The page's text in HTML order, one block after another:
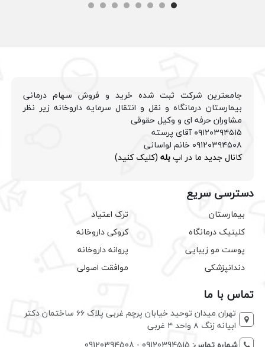
جامعترین شرکت ثبت شده خرید و فروش سهام درمانی
بیمارستان درمانگاه و نقل و انتقال سرمایه داروخانه زیر نظر
مشاوران حرفه ای و وکیل حقوقی
۰۹۱۲۰۳۹۴۵۱۵ آقای پرسته
۰۹۱۲۰۳۹۴۵۰۸ خانم لواسانی
کانال جدید ما در اپبله (کلیک کنید)
دسترسی سریع
بیمارستان
کلینیک درمانگاه
پوست مو زیبایی
دندانپزشکی
ترک اعتیاد
کروکی داروخانه
پروانه داروخانه
موافقت اصولی
تماس با ما
تهران میدان توحید خیابان پرچم غربی پلاک ۶۶ ساختمان دکتر
ابیانه زنگ ۸ واحد ۴ غربی